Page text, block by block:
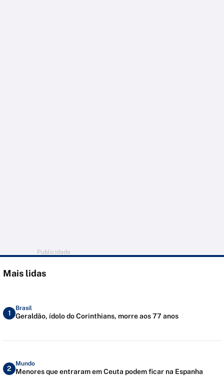
Publicidade
Mais lidas
1
Brasil
Geraldão, ídolo do Corinthians, morre aos 77 anos
2
Mundo
Menores que entraram em Ceuta podem ficar na Espanha